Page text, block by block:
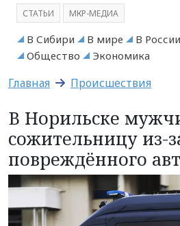
СТАТЬИ МКР-МЕДИА
В Сибири В мире В России
Общество
Экономика
Главная Происшествия
В Норильске
сожительницу из-
повреждённого